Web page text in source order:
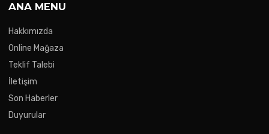
ANA MENU
Hakkımızda
Online Mağaza
Teklif Talebi
İletişim
Son Haberler
Duyurular